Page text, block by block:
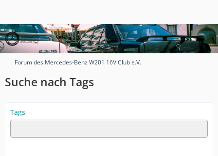
Forum des Mercedes-Benz W201 16V Club e.V.
Suche nach Tags
Tags